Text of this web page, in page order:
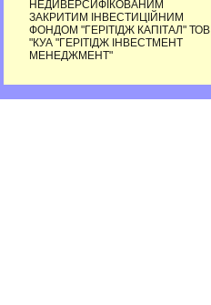
НЕДИВЕРСИФІКОВАНИМ
ЗАКРИТИМ ІНВЕСТИЦІЙНИМ
ФОНДОМ "ГЕРІТІДЖ КАПІТАЛ" ТОВ
"КУА "ГЕРІТІДЖ ІНВЕСТМЕНТ
МЕНЕДЖМЕНТ"